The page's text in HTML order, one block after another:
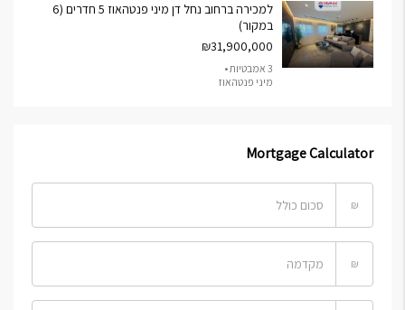
למכירה ברחוב נחל דן מיני פנטהאוז 5 חדרים (6
במקור)
₪31,900,000
3 אמבטיות •
מיני פנטהאוז
Mortgage Calculator
₪
₪